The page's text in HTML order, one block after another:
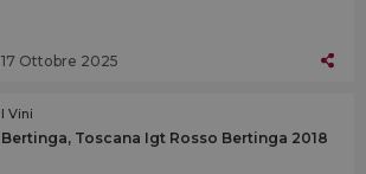
17 Ottobre 2025
I Vini
Bertinga, Toscana Igt Rosso Bertinga 2018